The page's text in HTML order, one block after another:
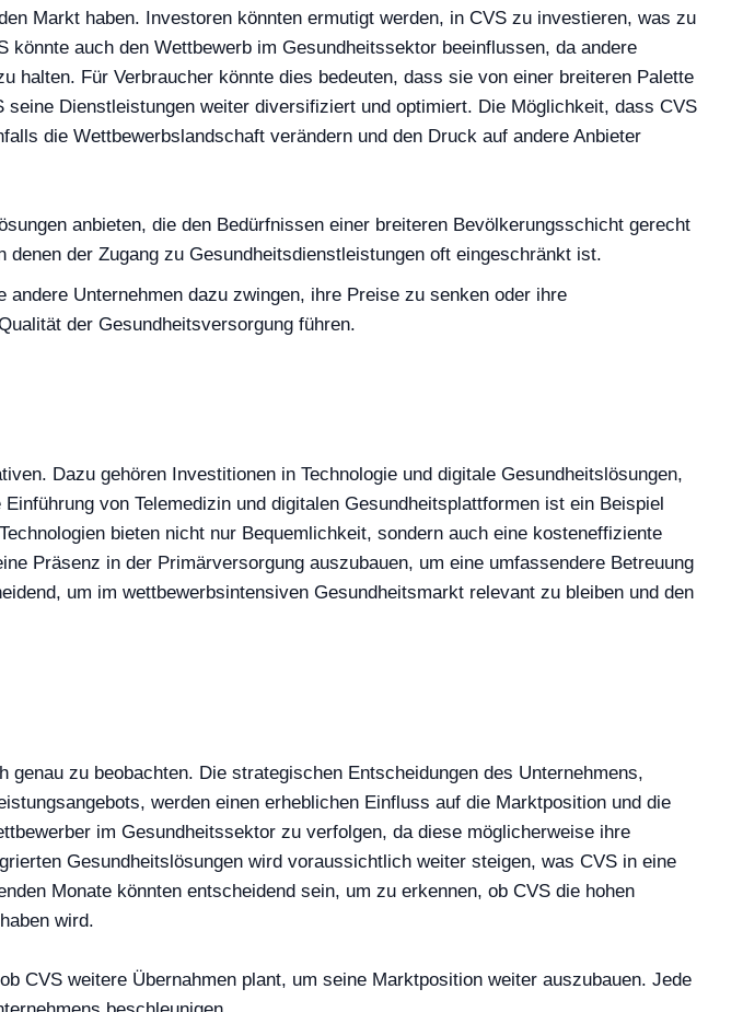
Markt haben. Investoren könnten ermutigt werden, in CVS zu investieren, was zu
auch den Wettbewerb im Gesundheitssektor beeinflussen, da andere
halten. Für Verbraucher könnte dies bedeuten, dass sie von einer breiteren Palette
Dienstleistungen weiter diversifiziert und optimiert. Die Möglichkeit, dass CVS
die Wettbewerbslandschaft verändern und den Druck auf andere Anbieter
anbieten, die den Bedürfnissen einer breiteren Bevölkerungsschicht gerecht
der Zugang zu Gesundheitsdienstleistungen oft eingeschränkt ist.
Unternehmen dazu zwingen, ihre Preise zu senken oder ihre
der Gesundheitsversorgung führen.
Dazu gehören Investitionen in Technologie und digitale Gesundheitslösungen,
von Telemedizin und digitalen Gesundheitsplattformen ist ein Beispiel
bieten nicht nur Bequemlichkeit, sondern auch eine kosteneffiziente
Präsenz in der Primärversorgung auszubauen, um eine umfassendere Betreuung
um im wettbewerbsintensiven Gesundheitsmarkt relevant zu bleiben und den
zu beobachten. Die strategischen Entscheidungen des Unternehmens,
werden einen erheblichen Einfluss auf die Marktposition und die
im Gesundheitssektor zu verfolgen, da diese möglicherweise ihre
Gesundheitslösungen wird voraussichtlich weiter steigen, was CVS in eine
Monate könnten entscheidend sein, um zu erkennen, ob CVS die hohen
wird.
CVS weitere Übernahmen plant, um seine Marktposition weiter auszubauen. Jede